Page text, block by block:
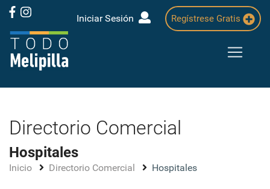
Iniciar Sesión Regístrese Gratis
Directorio Comercial
Hospitales
Inicio Directorio Comercial Hospitales